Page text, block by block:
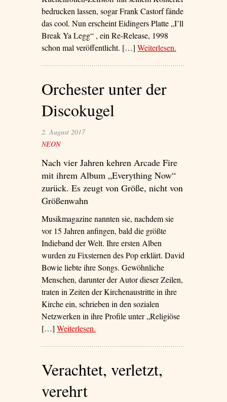
bedrucken lassen, sogar Frank Castorf fände
das cool. Nun erscheint Eidingers Platte „I’ll
Break Ya Legg“ , ein Re-Release, 1998
schon mal veröffentlicht. […] Weiterlesen– ‘Tanz den
.
Orchester unter der
Discokugel
2. August 2017
NEON
Nach vier Jahren kehren Arcade Fire
mit ihrem Album „Everything Now“
zurück. Es zeugt von Größe, nicht von
Größenwahn
Musikmagazine nannten sie, nachdem sie
vor 15 Jahren anfingen, bald die größte
Indieband der Welt. Ihre ersten Alben
wurden zu Fixsternen des Pop erklärt. David
Bowie liebte ihre Songs. Gewöhnliche
Menschen, darunter der Autor dieser Zeilen,
traten in Zeiten der Kirchenaustritte in ihre
Kirche ein, schrieben in den sozialen
Netzwerken in ihre Profile unter „Religiöse
[…] Weiterlesen– ‘Orchester unter der Discokugel’
.
Verachtet, verletzt,
verehrt